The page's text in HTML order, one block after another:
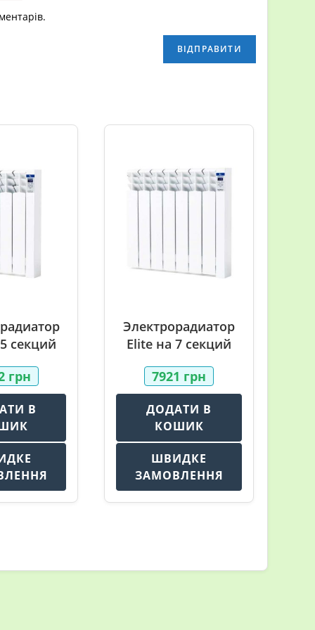
секций
грн
В
Электрорадиатор
Elite на 7 секций
7921 грн
ДОДАТИ В
КОШИК
ШВИДКЕ
ЗАМОВЛЕННЯ